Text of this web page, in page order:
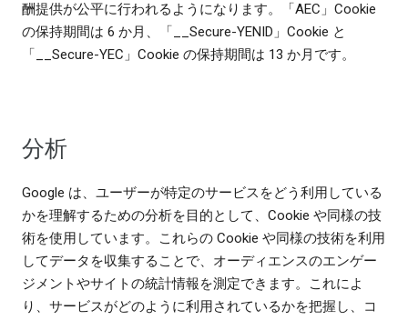
酬提供が公平に行われるようになります。「AEC」Cookie
の保持期間は 6 か月、「__Secure-YENID」Cookie と
「__Secure-YEC」Cookie の保持期間は 13 か月です。
分析
Google は、ユーザーが特定のサービスをどう利用している
かを理解するための分析を目的として、Cookie や同様の技
術を使用しています。これらの Cookie や同様の技術を利用
してデータを収集することで、オーディエンスのエンゲー
ジメントやサイトの統計情報を測定できます。これによ
り、サービスがどのように利用されているかを把握し、コ